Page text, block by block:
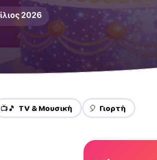
2026
📺🎵 TV & Μουσική 🎈 Γιορτή